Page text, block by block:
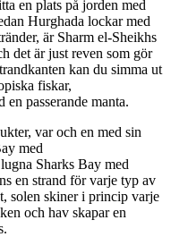
en plats på jorden med
Hurghada lockar med
är Sharm el-Sheikhs
det är just reven som gör
kan du simma ut
fiskar,
passerande manta.
var och en med sin
med
Sharks Bay med
en strand för varje typ av
solen skiner i princip varje
och hav skapar en